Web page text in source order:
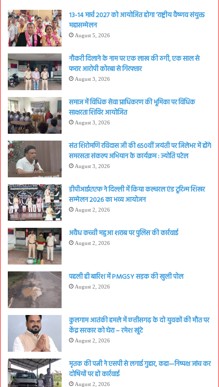
13-14 मार्च 2027 को आयोजित होगा ‘राष्ट्रीय वैष्णव संयुक्त
महासम्मेलन
August 5, 2026
नौकरी दिलाने के नाम पर एक लाख की ठगी, एक साल से
फरार आरोपी कोरबा से गिरफ्तार
August 3, 2026
समाज में विधिक सेवा प्राधिकरण की भूमिका पर विधिक
साक्षरता शिविर आयोजित
August 3, 2026
संत शिरोमणि रविदास जी की 650वीं जयंती पर जिलेभर में होंगे
समरसता संकल्प अभियान के कार्यक्रम : ज्योति पटेल
August 3, 2026
डीपीआईएएफ ने दिल्ली में किया कल्चरल एंड टूरिज्म शिखर
सम्मेलन 2026 का भव्य आयोजन
August 2, 2026
अवैध कच्ची महुआ शराब पर पुलिस की कार्रवाई
August 2, 2026
पहली ही बारिश में PMGSY सड़क की खुली पोल
August 2, 2026
कुलगाम आतंकी हमले में छत्तीसगढ़ के दो युवकों की मौत पर
केंद्र सरकार को घेरा – रमेश खूंटे
August 2, 2026
मृतक की पत्नी ने एसपी से लगाई गुहार, कहा—निष्पक्ष जांच कर
दोषियों पर हो कार्रवाई
August 2, 2026